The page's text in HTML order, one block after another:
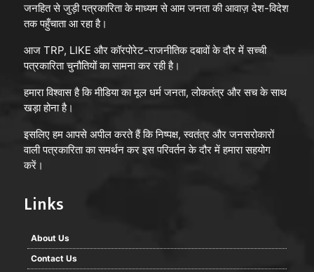
जनहित से जुड़ी पत्रकारिता के माध्यम से आम जनता की आवाज़ देश-विदेश
तक पहुँचाता आ रहा है।
आज TRP, LIKE और कॉरपोरेट-राजनीतिक दबावों के दौर में सच्ची
पत्रकारिता चुनौतियों का सामना कर रही है।
हमारा विश्वास है कि मीडिया का मूल धर्म जनता, लोकतंत्र और सच के साथ
खड़ा होना है।
इसलिए हम आपसे अपील करते हैं कि निष्पक्ष, स्वतंत्र और जनसरोकारों
वाली पत्रकारिता का समर्थन कर इस परिवर्तन के दौर में हमारा सहयोग
करें।
Links
About Us
Contact Us